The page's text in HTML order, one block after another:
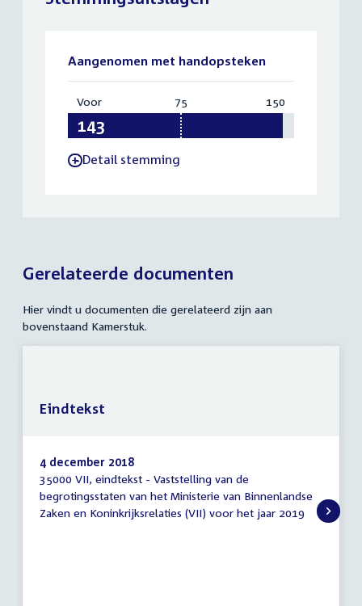
Aangenomen met handopsteken
Voor:
75 150
-Detail stemming
Gerelateerde documenten
Hier vindt u documenten die gerelateerd zijn aan
bovenstaand Kamerstuk.
Eindtekst
4 december 2018
35000 VII, eindtekst - Vaststelling van de
begrotingsstaten van het Ministerie van Binnenlandse
Zaken en Koninkrijksrelaties (VII) voor het jaar 2019
Eindtekst